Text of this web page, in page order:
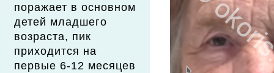
поражает в основном
детей младшего
возраста, пик
приходится на
первые 6-12 месяцев